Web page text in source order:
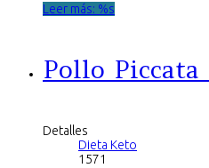
Leer más: %s
Pollo
Detalles
Dieta Keto
1571